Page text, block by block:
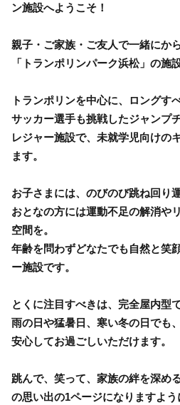
ン施設へようこそ！
親子・ご家族・ご友人で一緒にか
「トランポリンパーク浜松」の施
トランポリンを中心に、ロングす
サッカー選手も挑戦したジャンプ
レジャー施設で、未就学児向けの
ます。
お子さまには、のびのび跳ね回り
おとなの方には運動不足の解消や
空間を。
年齢を問わずどなたでも自然と笑
ー施設です。
とくに注目すべきは、完全屋内型
雨の日や猛暑日、寒い冬の日でも
安心してお過ごしいただけます。
跳んで、笑って、家族の絆を深め
の思い出の1ページになりますよう